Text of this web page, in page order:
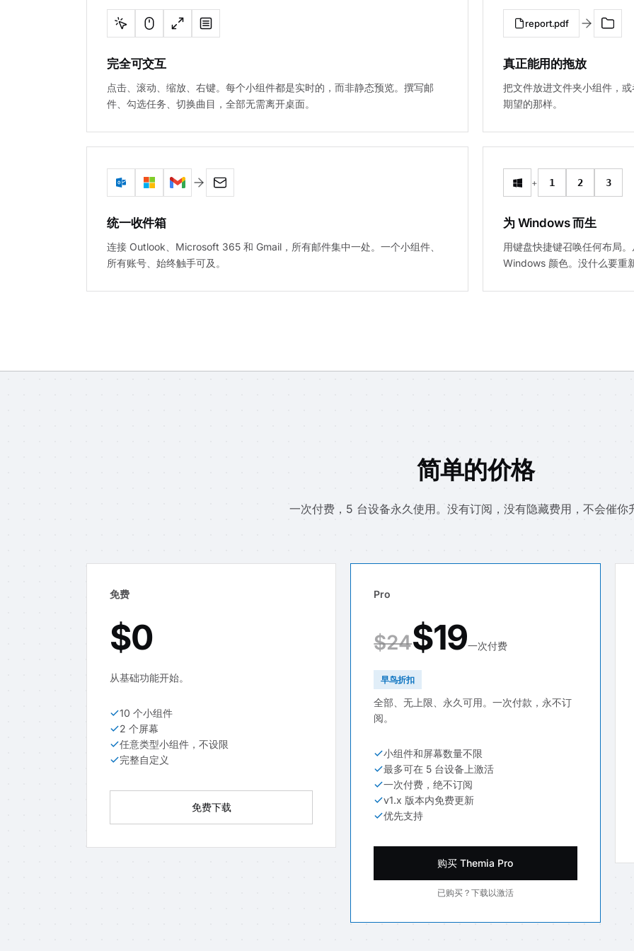
完全可交互
点击、滚动、缩放、右键。每个小组件都是实时的，而非静态预览。撰写邮
件、勾选任务、切换曲目，全部无需离开桌面。
report.pdf
真正能用的拖放
把文件放进文件夹小组件，
期望的那样。
统一收件箱
连接 Outlook、Microsoft 365 和 Gmail，所有邮件集中一处。一个小组件、
所有账号、始终触手可及。
+ 1 2 3
为 Windows 而生
用键盘快捷键召唤任何布局
Windows 颜色。没什么要重
简单的价格
一次付费，5 台设备永久使用。没有订阅，没有隐藏费用，不会催你
免费
$0
从基础功能开始。
10 个小组件
2 个屏幕
任意类型小组件，不设限
完整自定义
免费下载
Pro
$24$19一次付费
早鸟折扣
全部、无上限、永久可用。一次付款，永不订
阅。
小组件和屏幕数量不限
最多可在 5 台设备上激活
一次付费，绝不订阅
v1.x 版本内免费更新
优先支持
购买 Themia Pro
已购买？下载以激活